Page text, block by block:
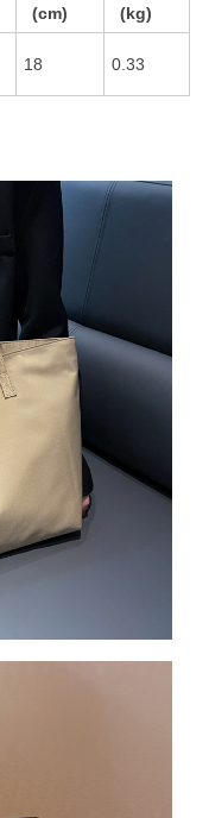
(cm)
(kg)
18 0.33